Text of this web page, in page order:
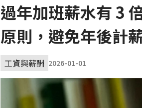
過年加班薪水有 3
原則，避免年後計
工資與薪酬 2026-01-01